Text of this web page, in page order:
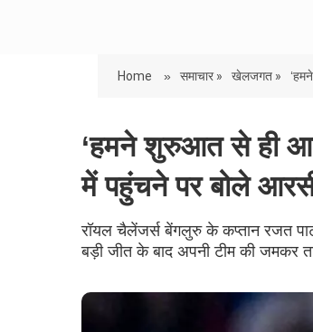
Home » समाचार » खेलजगत »
‘हमने शुरुआत से ही
में पहुंचने पर बोले
रॉयल चैलेंजर्स बेंगलुरु के कप्तान रजत
बड़ी जीत के बाद अपनी टीम की जमकर